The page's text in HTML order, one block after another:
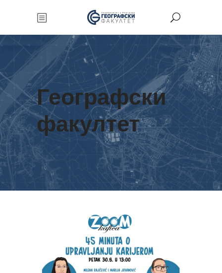
Географски
факултет